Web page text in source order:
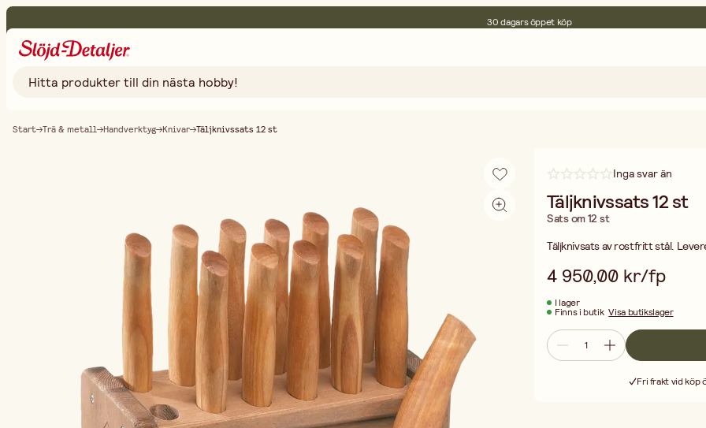
30 dagars öppet köp
Start Trä & metall Handverktyg Knivar Täljknivssats 12 st
Inga svar än
Täljknivssats 12 st
Sats om 12 st
Täljknivsats av rostfritt stål.
4 950,00 kr/fp
I lager
Finns i butik Visa butikslager
Fri frakt vid köp